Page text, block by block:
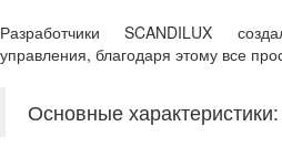
Разработчики SCANDILUX
управления, благодаря этому все
Основные характеристики: